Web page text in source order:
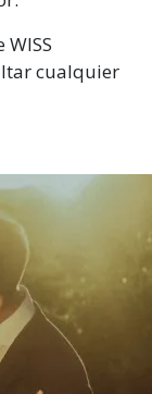
cualquier